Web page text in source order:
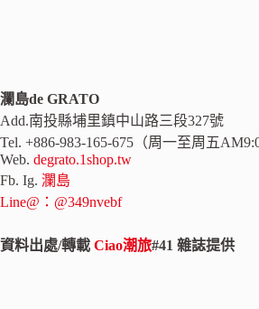
瀾島de GRATO
Add.南投縣埔里鎮中山路三段327號
Tel. +886-983-165-675（周一至周五
Web. degrato.1shop.tw
Fb. Ig. 瀾島
Line@：@349nvebf
資料出處/轉載 Ciao潮旅#41 雜誌提供